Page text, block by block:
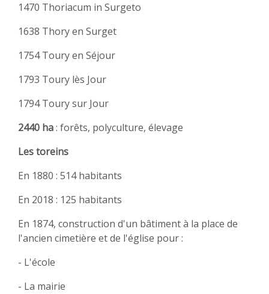
1470 Thoriacum in Surgeto
1638 Thory en Surget
1754 Toury en Séjour
1793 Toury lès Jour
1794 Toury sur Jour
2440 ha: forêts, polyculture, élevage
Les toreins
En 1880 : 514 habitants
En 2018 : 125 habitants
En 1874, construction d'un bâtiment à la place de
l'ancien cimetière et de l'église pour :
- L'école
- La mairie